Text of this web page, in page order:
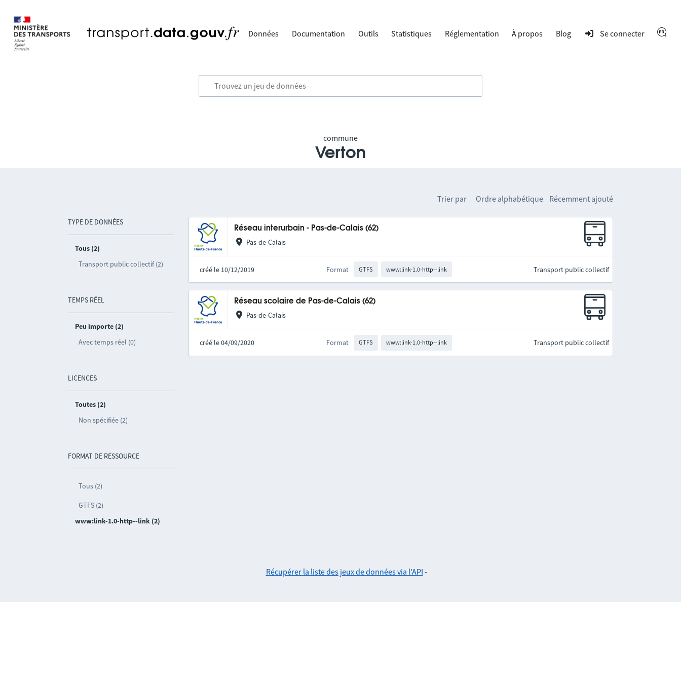
Données Documentation Outils Statistiques Réglementation À propos Blog Se connecter
commune
Verton
TYPE DE DONNÉES
Tous (2)
Transport public collectif (2)
TEMPS RÉEL
Peu importe (2)
Avec temps réel (0)
LICENCES
Toutes (2)
Non spécifiée (2)
FORMAT DE RESSOURCE
Tous (2)
GTFS (2)
www:link-1.0-http--link (2)
Trier par Ordre alphabétique Récemment ajouté
Réseau interurbain - Pas-de-Calais (62)
Pas-de-Calais
créé le 10/12/2019 Format GTFS www:link-1.0-http--link Transport public collectif
Réseau scolaire de Pas-de-Calais (62)
Pas-de-Calais
créé le 04/09/2020 Format GTFS www:link-1.0-http--link Transport public collectif
Récupérer la liste des jeux de données via l'API -